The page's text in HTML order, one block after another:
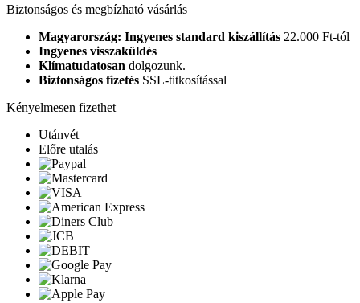
Biztonságos és megbízható vásárlás
Magyarország: Ingyenes standard kiszállítás 22.000 Ft-tól
Ingyenes visszaküldés
Klímatudatosan dolgozunk.
Biztonságos fizetés SSL-titkosítással
Kényelmesen fizethet
Utánvét
Előre utalás